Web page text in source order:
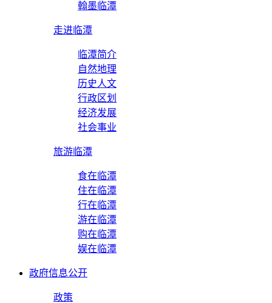
翰墨临潭
走进临潭
临潭简介
自然地理
历史人文
行政区划
经济发展
社会事业
旅游临潭
食在临潭
住在临潭
行在临潭
游在临潭
购在临潭
娱在临潭
政府信息公开
政策